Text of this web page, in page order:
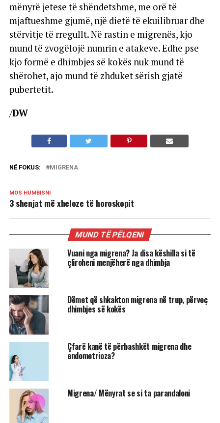
mënyrë jetese të shëndetshme, me orë të
mjaftueshme gjumë, një dietë të ekuilibruar dhe
stërvitje të rregullt. Në rastin e migrenës, kjo
mund të zvogëlojë numrin e atakeve. Edhe pse
kjo formë e dhimbjes së kokës nuk mund të
shërohet, ajo mund të zhduket sërish gjatë
pubertetit.
/DW
NË FOKUS: MIGRENA
MOS HUMBISNI
3 shenjat më xheloze të horoskopit
MUND TË PËLQENI
Vuani nga migrena? Ja disa këshilla si të
çliroheni menjëherë nga dhimbja
Dëmet që shkakton migrena në trup, përveç
dhimbjes së kokës
Çfarë kanë të përbashkët migrena dhe
endometrioza?
Migrena/ Mënyrat se si ta parandaloni